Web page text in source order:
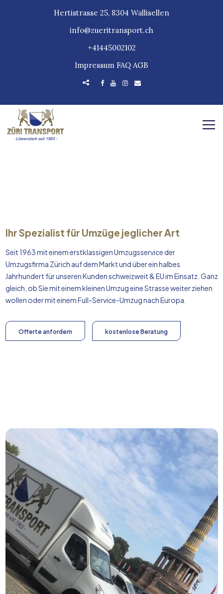
Hertistrasse 25, 8304 Wallisellen
info@zueritransport.ch
+41445002102
Impressum FAQ AGB
Ihr Spezialist für Umzüge jeglicher Art
Seit 1963 mit einem erstklassigen Umzugsservice der
Umzugsfirma Zürich auf dem Markt und über ein halbes
Jahrhundert für unseren Kunden schweizweit & EU im Einsatz. Ganz
gleich, ob Sie mit einem kleinen Umzug eine Strasse weiter ziehen
wollen oder mit einem Full-Service-Umzug nachEuropa
Offerte anfordern kostenlose Beratung